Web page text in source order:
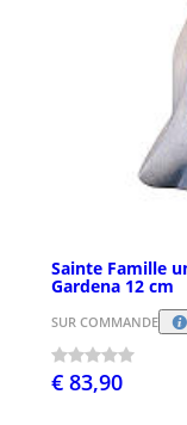
Sainte Famille
Gardena 12 cm
SUR COMMANDE
€ 83,90